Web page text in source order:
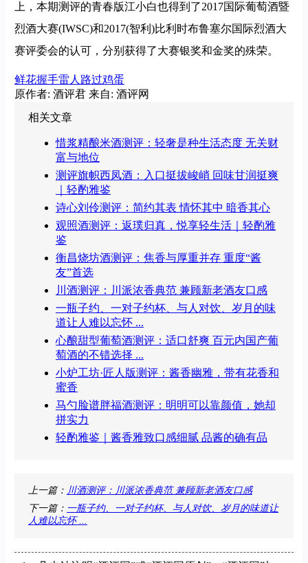
上，本期测评的青春版江小白也得到了2017国际葡萄酒暨
烈酒大赛(IWSC)和2017(智利)比利时布鲁塞尔国际烈酒大
赛评委会的认可，分别获得了大赛银奖和金奖的殊荣。
鲜花握手雷人 路过鸡蛋
原作者: 酒评君 来自: 酒评网
相关文章
惜浆精酿米酒测评：轻奢是种生活态度 无关财
富与地位
测评旗帜西凤酒：入口挺拔峻峭 回味甘润挺爽
｜轻酌雅鉴
诗心刘伶测评：简约其表 情怀其中 暗香其心
观照酒测评：返璞归真，悦享轻生活｜轻酌雅
鉴
衡昌烧坊酒测评：焦香与厚重并存 重度“酱
友”首选
川酒测评：川派浓香典范 兼顾新老酒友口感
一瓶子约、一对子约杯、与人对饮、岁月的味
道让人难以忘怀 ...
心酿甜型葡萄酒测评：适口舒爽 百元内国产葡
萄酒的不错选择 ...
小炉工坊·匠人版测评：酱香幽雅，带有花香和
蜜香
马勺脸谱胖福酒测评：明明可以靠颜值，她却
拼实力
轻酌雅鉴｜酱香雅致口感细腻 品酱的确有品
上一篇： 川酒测评：川派浓香典范 兼顾新老酒友口感
下一篇： 一瓶子约、一对子约杯、与人对饮、岁月的味道让
人难以忘怀 ...